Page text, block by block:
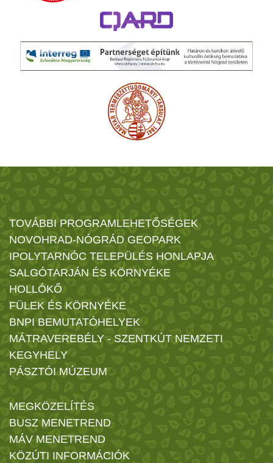
TOVÁBBI PROGRAMLEHETŐSÉGEK
NOVOHRAD-NÓGRÁD GEOPARK
IPOLYTARNÓC TELEPÜLÉS HONLAPJA
SALGÓTARJÁN ÉS KÖRNYÉKE
HOLLÓKŐ
FÜLEK ÉS KÖRNYÉKE
BNPI BEMUTATÓHELYEK
MÁTRAVEREBÉLY - SZENTKÚT NEMZETI
KEGYHELY
PÁSZTÓI MÚZEUM
MEGKÖZELÍTÉS
BUSZ MENETREND
MÁV MENETREND
KÖZÚTI INFORMÁCIÓK